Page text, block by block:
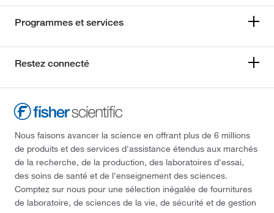
Programmes et services
Restez connecté
Nous faisons avancer la science en offrant plus de 6 millions
de produits et des services d'assistance étendus aux marchés
de la recherche, de la production, des laboratoires d'essai,
des soins de santé et de l'enseignement des sciences.
Comptez sur nous pour une sélection inégalée de fournitures
de laboratoire, de sciences de la vie, de sécurité et de gestion